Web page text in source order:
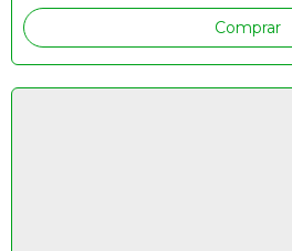
Comprar